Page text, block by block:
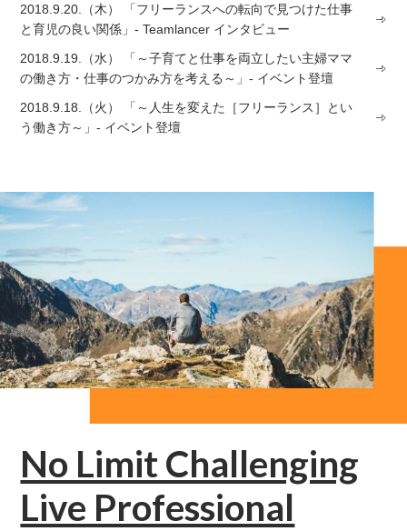
2018.9.20.（木） 「フリーランスへの転向で見つけた仕事
と育児の良い関係」- Teamlancer インタビュー
2018.9.19.（水） 「～子育てと仕事を両立したい主婦ママ
の働き方・仕事のつかみ方を考える～」- イベント登壇
2018.9.18.（火） 「～人生を変えた［フリーランス］とい
う働き方～」- イベント登壇
No Limit Challenging
Live Professional